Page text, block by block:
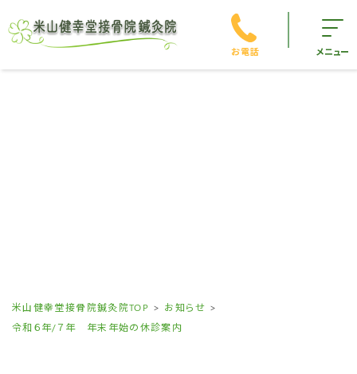
お電話 メニュー
米山健幸堂接骨院鍼灸院TOP
お知らせ
令和６年/７年 年末年始の休診案内